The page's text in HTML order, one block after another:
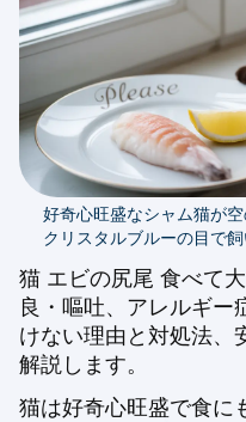
好奇心旺盛なシャム猫が
クリスタルブルーの目で
猫 エビの尻尾 食べて
良・嘔吐、アレルギー
けない理由と対処法、
解説します。
猫は好奇心旺盛で食に